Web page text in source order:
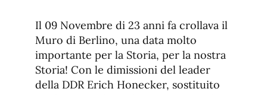
fuente
de
fuente.
Il 09 Novembre di 23 anni fa crollava il
Muro di Berlino, una data molto
importante per la Storia, per la nostra
Storia! Con le dimissioni del leader
della DDR Erich Honecker, sostituito